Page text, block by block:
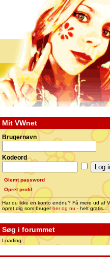
Mit VWnet
Brugernavn
Kodeord
Glemt password
Opret profil
Har du ikke en konto endnu? Få mere ud af
opret dig som brugerher og nu - helt gratis...
Søg i forummet
Loading